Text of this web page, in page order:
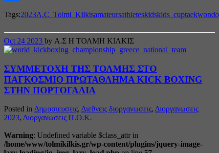
Tags:2023A.C_Tolmi_Kilkisamateursathleteskidskids_cuptaekwondo
Oct 24 2023 by Α.Σ Η ΤΟΛΜΗ ΚΙΛΚΙΣ
ΣΥΜΜΕΤΟΧΗ ΤΗΣ ΤΟΛΜΗΣ ΣΤΟ
ΠΑΓΚΟΣΜΙΟ ΠΡΩΤΑΘΛΗΜΑ KICK BOXING
ΣΤΗN ΠΟΡΤΟΓΑΛΙΑ
Posted in Δημοσιευσεις, Διεθνεις διοργανωσεις, Διοργανωσεις
2023, Διοργανωσεις Π.Ο.Κ.
Warning: Undefined variable $class_attr in
/home/www/tolmikilkis.gr/wp-content/plugins/jquery-image-